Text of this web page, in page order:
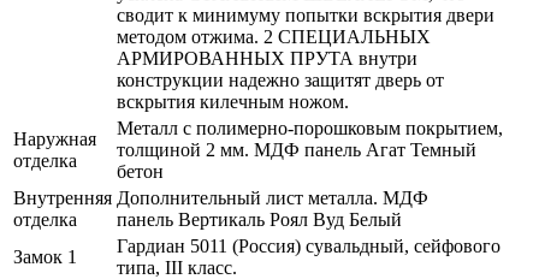
сводит к минимуму попытки вскрытия двери
методом отжима. 2 СПЕЦИАЛЬНЫХ
АРМИРОВАННЫХ ПРУТА внутри
конструкции надежно защитят дверь от
вскрытия килечным ножом.
Наружная
отделка
Металл с полимерно-порошковым покрытием,
толщиной 2 мм. МДФ панель Агат Темный
бетон
Внутренняя
отделка
Дополнительный лист металла. МДФ
панель Вертикаль Роял Вуд Белый
Замок 1
Гардиан 5011 (Россия) сувальдный, сейфового
типа, III класс.